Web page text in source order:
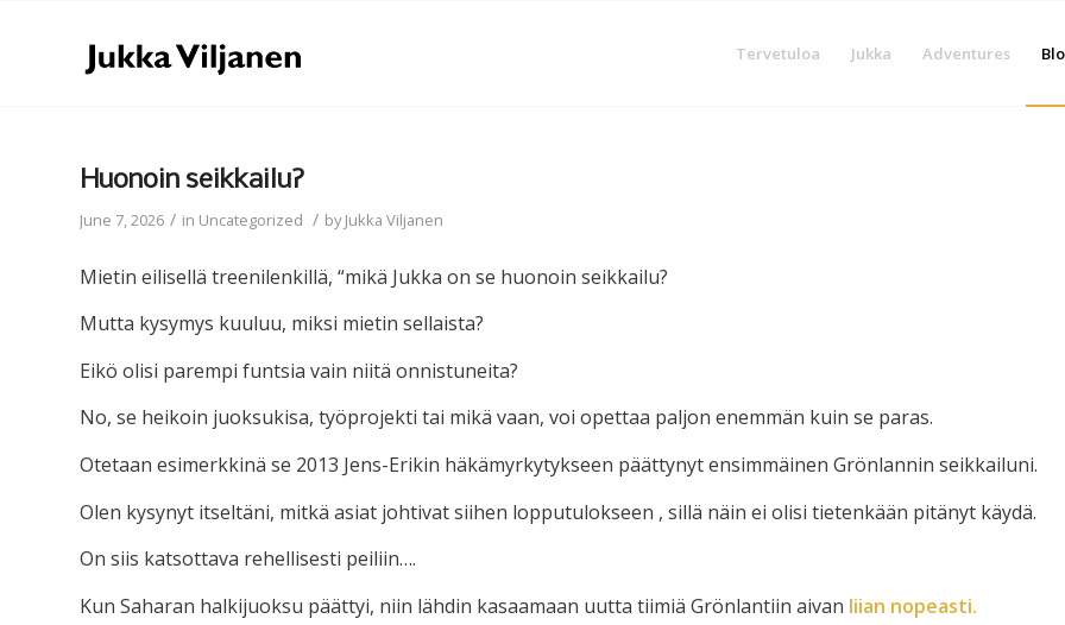
Tervetuloa Jukka Adventures
Huonoin seikkailu?
June 7, 2026 / in Uncategorized / byJukka Viljanen
Mietin eilisellä treenilenkillä, “mikä Jukka on se huonoin seikkailu?
Mutta kysymys kuuluu, miksi mietin sellaista?
Eikö olisi parempi funtsia vain niitä onnistuneita?
No, se heikoin juoksukisa, työprojekti tai mikä vaan, voi opettaa paljon enemmän kuin se paras.
Otetaan esimerkkinä se 2013 Jens-Erikin häkämyrkytykseen päättynyt ensimmäinen Grönlannin seikkailuni.
Olen kysynyt itseltäni, mitkä asiat johtivat siihen lopputulokseen , sillä näin ei olisi tietenkään pitänyt käydä.
On siis katsottava rehellisesti peiliin….
Kun Saharan halkijuoksu päättyi, niin lähdin kasaamaan uutta tiimiä Grönlantiin aivan liian nopeasti.